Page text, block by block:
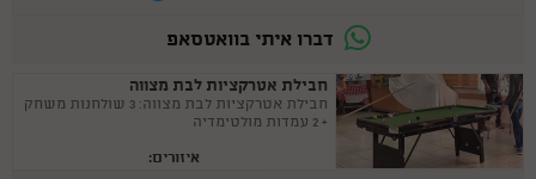
דברו איתי בוואטסאפ
חבילת אטרקציות לבת מצווה
חבילת אטרקציות לבת מצווה: 3 שולחנות משחק
+ 2 עמדות מולטימדיה
איזורים: